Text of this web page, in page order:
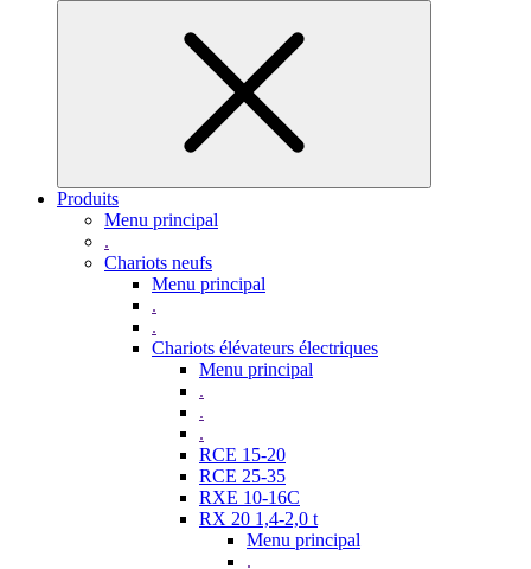
Produits
Menu principal
.
Chariots neufs
Menu principal
.
.
Chariots élévateurs électriques
Menu principal
.
.
.
RCE 15-20
RCE 25-35
RXE 10-16C
RX 20 1,4-2,0 t
Menu principal
.